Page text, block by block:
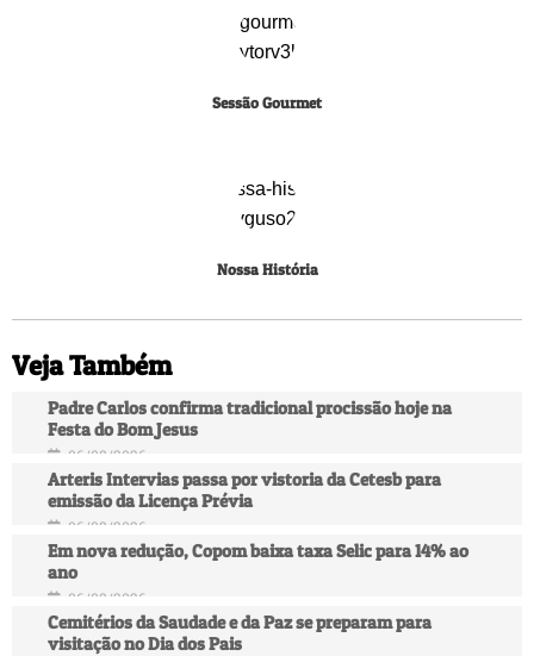
Sessão Gourmet
Nossa História
Veja Também
Padre Carlos confirma tradicional procissão hoje na
Festa do Bom Jesus
06/08/2026
Arteris Intervias passa por vistoria da Cetesb para
emissão da Licença Prévia
06/08/2026
Em nova redução, Copom baixa taxa Selic para 14% ao
ano
06/08/2026
Cemitérios da Saudade e da Paz se preparam para
visitação no Dia dos Pais